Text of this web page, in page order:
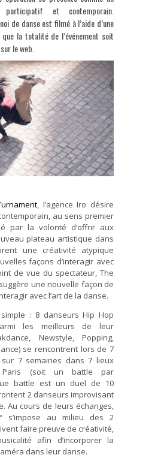
participatif et contemporain.
de danse est filmé à l’aide d’une
la totalité de l’événement soit
le web.
, l’agence Iro désire
au sens premier
par la volonté d’offrir aux
plateau artistique dans
une créativité atypique
façons d’interagir avec
de vue du spectateur, The
une nouvelle façon de
avec l’art de la danse.
: 8 danseurs Hip Hop
les meilleurs de leur
Newstyle, Popping,
se rencontrent lors de 7
7 semaines dans 7 lieux
(soit un battle par
battle est un duel de 10
2 danseurs improvisant
Au cours de leurs échanges,
s’impose au milieu des 2
faire preuve de créativité,
afin d’incorporer la
dans leur danse.